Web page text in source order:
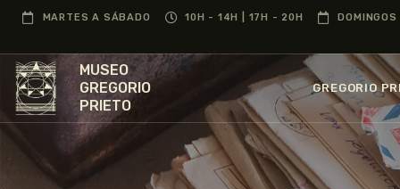
MARTES A SÁBADO 10H - 14H | 17H - 20H
MUSEO
GREGORIO
PRIETO
GREGORIO